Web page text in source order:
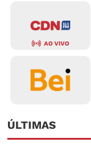
AO VIVO
ÚLTIMAS